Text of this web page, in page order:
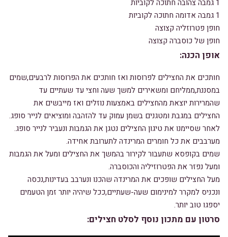
1 גמבה צהובה חתוכה לקוביות
1 גמבה אדומה חתוכה לקוביות
חופן פטרוזליה קצוצה
חופן של כוסברה קצוצה
אופן הכנה:
חותכים את החצילים לפרוסות ואז חותכים את הפרוסות לרבעים,שמים
במסננת,ממליחם ומשאירים למשך שעה וחצי עד שעתיים עד
שהמרירות יוצאת מהחצילים באמצעות נוזלים ואז מייבשים את
החצילים במגבת ומטגנים בשמן עמוק עד להזהבה ומוציאים לנייר סופג.
לאחר שסיימנו את טיגון החצילים נטגן את הגמבות ונעביר לנייר סופג.
מערבבים את כל חומרים המרינדה לתערובת אחידה.
שמים בקופסא שתעבור לקירור בהמשך את החצילים ומעל את הגמבות
ומעל נפזר את הפטרוזיליה והכוסברה.
מעל החצילים שופכים את המרינדה שהכנו ונערבב בעדינות,נכסה
ונכניס למקרר למינימום שעה-שעתיים,ככל שיהיה יותר זמן הטעמים
יספגו טוב יותר.
סרטון עם מתכון נוסף לסלט חצילים: